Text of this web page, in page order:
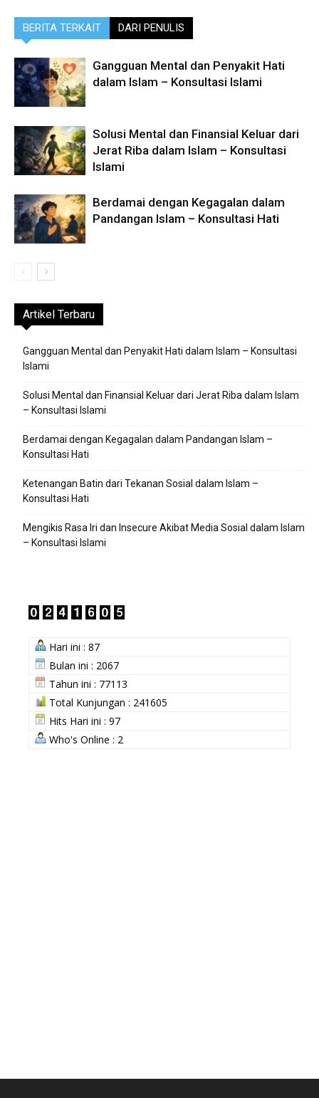
BERITA TERKAIT DARI PENULIS
Gangguan Mental dan Penyakit Hati
dalam Islam – Konsultasi Islami
Solusi Mental dan Finansial Keluar dari
Jerat Riba dalam Islam – Konsultasi
Islami
Berdamai dengan Kegagalan dalam
Pandangan Islam – Konsultasi Hati
Artikel Terbaru
Gangguan Mental dan Penyakit Hati dalam Islam – Konsultasi
Islami
Solusi Mental dan Finansial Keluar dari Jerat Riba dalam Islam
– Konsultasi Islami
Berdamai dengan Kegagalan dalam Pandangan Islam –
Konsultasi Hati
Ketenangan Batin dari Tekanan Sosial dalam Islam –
Konsultasi Hati
Mengikis Rasa Iri dan Insecure Akibat Media Sosial dalam Islam
– Konsultasi Islami
Hari ini : 87
Bulan ini : 2067
Tahun ini : 77113
Total Kunjungan : 241605
Hits Hari ini : 97
Who's Online : 2